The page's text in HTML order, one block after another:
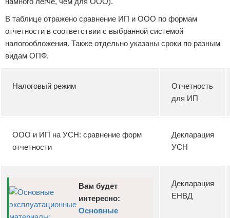
В таблице отражено сравнение ИП и ООО по формам
отчетности в соответствии с выбранной системой
налогообложения. Также отдельно указаны сроки по разным
видам ОПФ.
Налоговый режим
Отчетность
для ИП
ООО и ИП на УСН: сравнение форм
отчетности
Декларация
УСН
Вам будет
интересно:
Основные
Декларация
ЕНВД